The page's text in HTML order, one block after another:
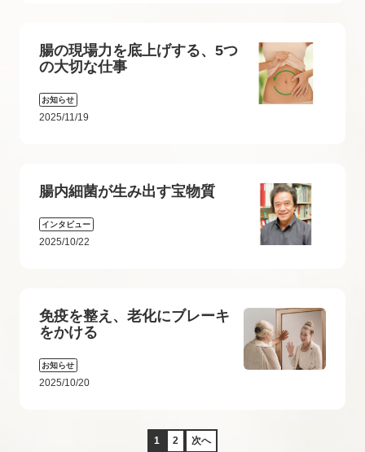
腸の現場力を底上げする、5つ
の大切な仕事
お知らせ
2025/11/19
腸内細菌が生み出す宝物質
インタビュー
2025/10/22
免疫を整え、老化にブレーキ
をかける
お知らせ
2025/10/20
1 2 次へ